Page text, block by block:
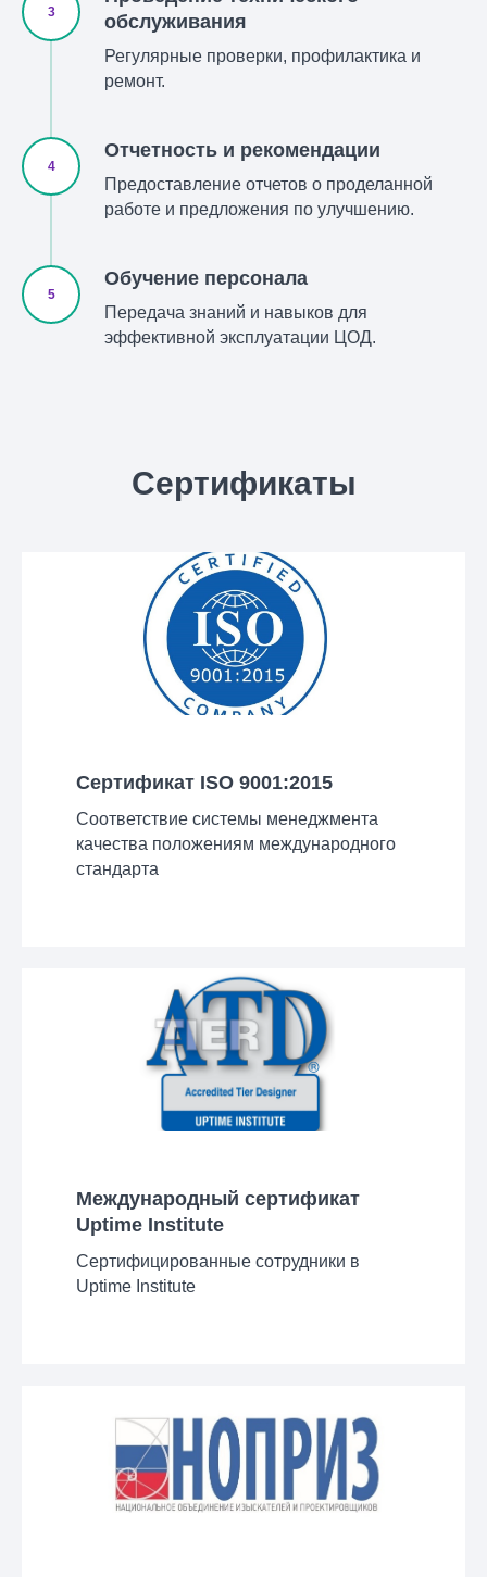
обслуживания
Регулярные проверки, профилактика и
ремонт.
Отчетность и рекомендации
Предоставление отчетов о проделанной
работе и предложения по улучшению.
Обучение персонала
Передача знаний и навыков для
эффективной эксплуатации ЦОД.
Сертификаты
Сертификат ISO 9001:2015
Соответствие системы менеджмента
качества положениям международного
стандарта
Международный сертификат
Uptime Institute
Сертифицированные сотрудники в
Uptime Institute